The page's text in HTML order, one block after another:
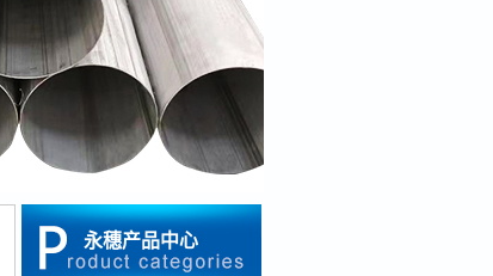
永穗产品中心